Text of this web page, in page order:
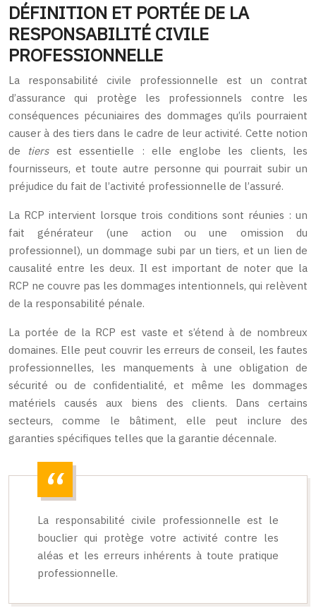
DÉFINITION ET PORTÉE DE LA
RESPONSABILITÉ CIVILE
PROFESSIONNELLE
La responsabilité civile professionnelle est un contrat
d’assurance qui protège les professionnels contre les
conséquences pécuniaires des dommages qu’ils pourraient
causer à des tiers dans le cadre de leur activité. Cette notion
de tiers est essentielle : elle englobe les clients, les
fournisseurs, et toute autre personne qui pourrait subir un
préjudice du fait de l’activité professionnelle de l’assuré.
La RCP intervient lorsque trois conditions sont réunies : un
fait générateur (une action ou une omission du
professionnel), un dommage subi par un tiers, et un lien de
causalité entre les deux. Il est important de noter que la
RCP ne couvre pas les dommages intentionnels, qui relèvent
de la responsabilité pénale.
La portée de la RCP est vaste et s’étend à de nombreux
domaines. Elle peut couvrir les erreurs de conseil, les fautes
professionnelles, les manquements à une obligation de
sécurité ou de confidentialité, et même les dommages
matériels causés aux biens des clients. Dans certains
secteurs, comme le bâtiment, elle peut inclure des
garanties spécifiques telles que la garantie décennale.
La responsabilité civile professionnelle est le
bouclier qui protège votre activité contre les
aléas et les erreurs inhérents à toute pratique
professionnelle.